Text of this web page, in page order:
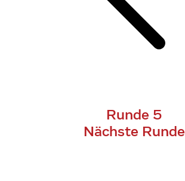
Runde 5
Nächste Runde